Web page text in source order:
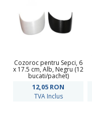
Cozoroc pentru Sepci, 6
x 17.5 cm, Alb, Negru (12
bucati/pachet)
12,05 RON
TVA Inclus